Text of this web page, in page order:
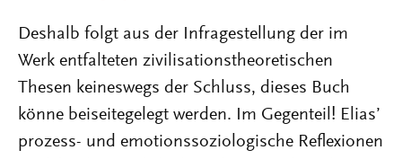
Deshalb folgt aus der Infragestellung der im
Werk entfalteten zivilisationstheoretischen
Thesen keineswegs der Schluss, dieses Buch
könne beiseitegelegt werden. Im Gegenteil! Elias’
prozess- und emotionssoziologische Reflexionen